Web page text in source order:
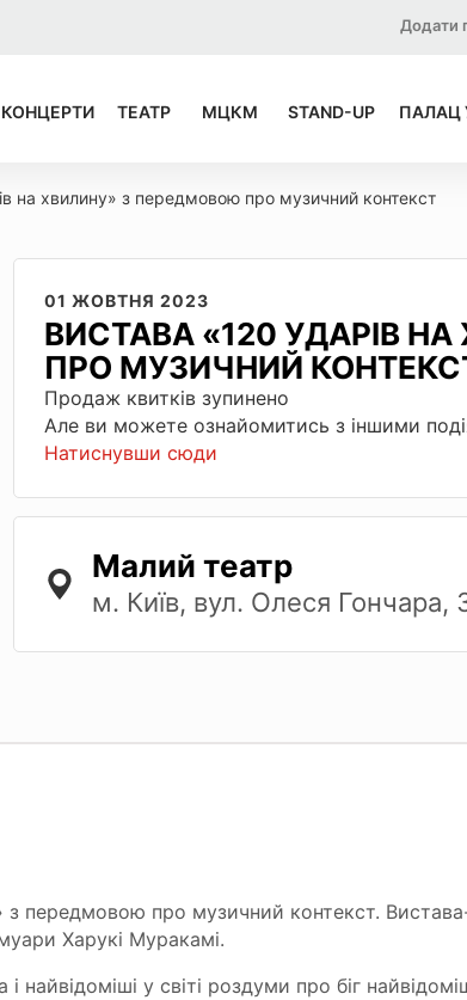
Додати
КОНЦЕРТИ ТЕАТР МЦКМ STAND-UP ПАЛАЦ
на хвилину» з передмовою про музичний контекст
01 ЖОВТНЯ 2023
ВИСТАВА «120 УДАРІВ
ПРО МУЗИЧНИЙ
Продаж квитків зупинено
Але ви можете ознайомитись з іншими
Натиснувши сюди
Малий театр
м. Київ, вул. Олеся Гончара,
з передмовою про музичний контекст.
Харукі Муракамі.
найвідоміші у світі роздуми про біг